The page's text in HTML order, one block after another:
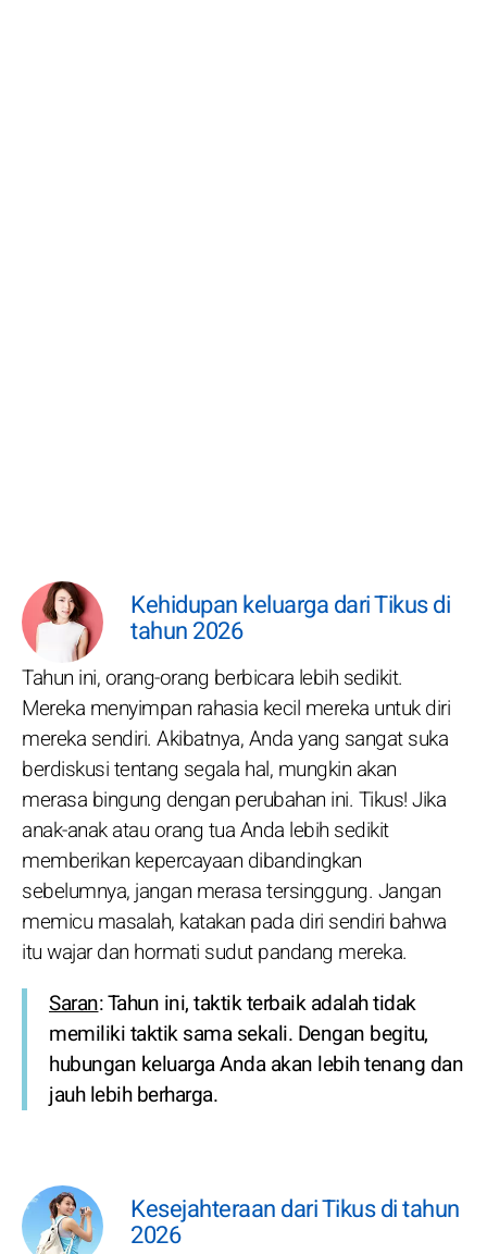
Kehidupan keluarga dari Tikus di
tahun 2026
Tahun ini, orang-orang berbicara lebih sedikit.
Mereka menyimpan rahasia kecil mereka untuk diri
mereka sendiri. Akibatnya, Anda yang sangat suka
berdiskusi tentang segala hal, mungkin akan
merasa bingung dengan perubahan ini. Tikus! Jika
anak-anak atau orang tua Anda lebih sedikit
memberikan kepercayaan dibandingkan
sebelumnya, jangan merasa tersinggung. Jangan
memicu masalah, katakan pada diri sendiri bahwa
itu wajar dan hormati sudut pandang mereka.
Saran: Tahun ini, taktik terbaik adalah tidak
memiliki taktik sama sekali. Dengan begitu,
hubungan keluarga Anda akan lebih tenang dan
jauh lebih berharga.
Kesejahteraan dari Tikus di tahun
2026